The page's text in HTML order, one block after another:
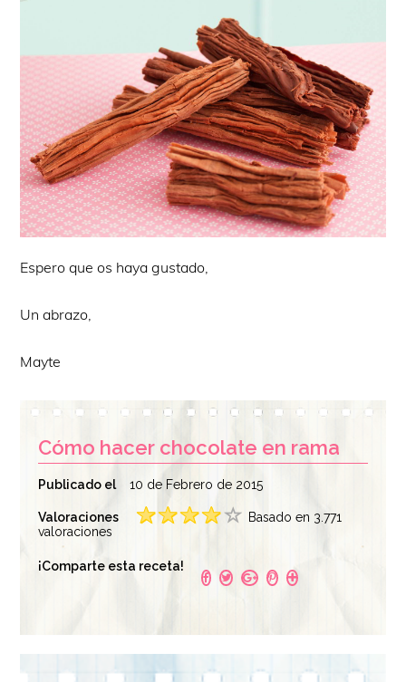
Espero que os haya gustado,
Un abrazo,
Mayte
Cómo hacer chocolate en rama
Publicado el 10 de Febrero de 2015
Valoraciones
Basado en 3.771
valoraciones
¡Comparte esta receta!